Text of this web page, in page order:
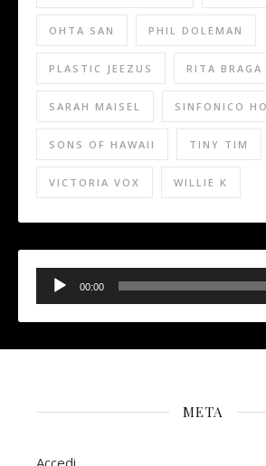
OHTA SAN PHIL DOLEMAN
PLASTIC JEEZUS RITA BRAGA
SARAH MAISEL SINFONICO
SONS OF HAWAII TINY TIM
VICTORIA VOX WILLIE K
Audio
Player
00:00
META
Accedi